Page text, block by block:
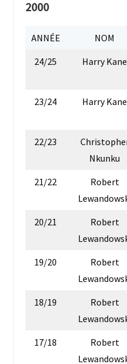
2000
ANNÉE NOM
24/25
Harry Kane
23/24 Harry Kane
22/23
Nkunku
21/22
Robert
20/21
Robert
19/20
Robert
18/19
Robert
17/18
Robert